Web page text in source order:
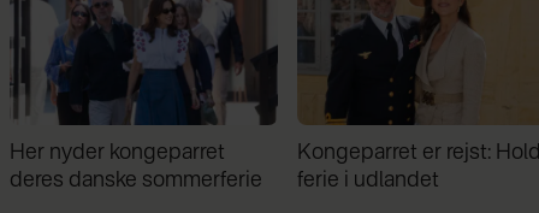
Kongeparret er rejst: Holder
ferie i udlandet
Midt i sommerferien:
Frederik kunne ikke holde